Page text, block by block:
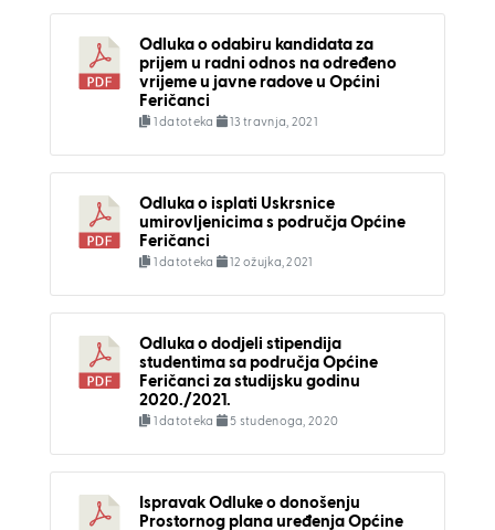
Odluka o odabiru kandidata za
prijem u radni odnos na određeno
vrijeme u javne radove u Općini
Feričanci
1 datoteka 13 travnja, 2021
Odluka o isplati Uskrsnice
umirovljenicima s područja Općine
Feričanci
1 datoteka 12 ožujka, 2021
Odluka o dodjeli stipendija
studentima sa područja Općine
Feričanci za studijsku godinu
2020./2021.
1 datoteka 5 studenoga, 2020
Ispravak Odluke o donošenju
Prostornog plana uređenja Općine